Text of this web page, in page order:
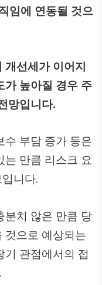
에 연동될 것으
개선세가 이어지
가 높아질 경우 주
망입니다.
수 부담 증가 등은
는 만큼 리스크 요
니다.
분치 않은 만큼 당
것으로 예상되는
관점에서의 접